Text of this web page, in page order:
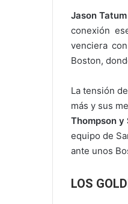
Jason Tatum
conexión
venciera
Boston,
La tensión
más y sus
Thompson y
equipo de
ante unos
LOS